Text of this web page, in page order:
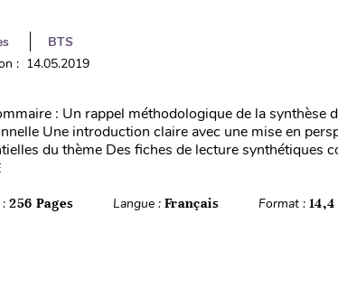
BTS
: 14.05.2019
: Un rappel méthodologique de la synthèse
Une introduction claire avec une mise en
du thème Des fiches de lecture synthétiques
256 Pages Langue : Français Format :